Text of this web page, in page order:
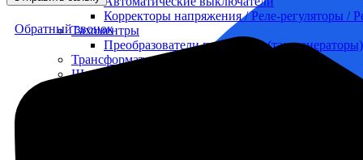
Корректоры напряжения / Реле-регуляторы
Тахоментры
Преобразователи первичные (тахогенераторы)
Трансформаторы
Щитовые приборы
Обратный звонок